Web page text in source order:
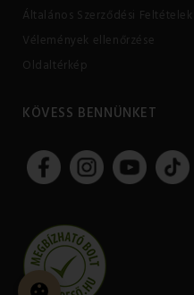
Általános Szerződési Feltételek
Vélemények ellenőrzése
Oldaltérkép
KÖVESS BENNÜNKET